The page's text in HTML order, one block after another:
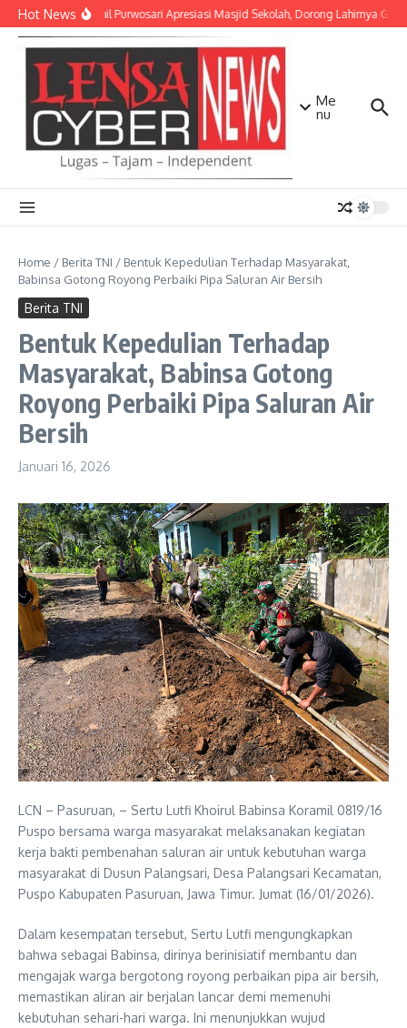
Lewati ke konten
Hot NewsDanramil Purwosari Apresiasi Masjid Sekolah, Dorong Lahirnya
Me
nu
Home / Berita TNI / Bentuk Kepedulian Terhadap Masyarakat,
Babinsa Gotong Royong Perbaiki Pipa Saluran Air Bersih
Berita TNI
Bentuk Kepedulian Terhadap
Masyarakat, Babinsa Gotong
Royong Perbaiki Pipa Saluran Air
Bersih
Januari 16, 2026
LCN – Pasuruan, – Sertu Lutfi Khoirul Babinsa Koramil 0819/16
Puspo bersama warga masyarakat melaksanakan kegiatan
kerja bakti pembenahan saluran air untuk kebutuhan warga
masyarakat di Dusun Palangsari, Desa Palangsari Kecamatan,
Puspo Kabupaten Pasuruan, Jawa Timur. Jumat (16/01/2026).
Dalam kesempatan tersebut, Sertu Lutfi mengungkapkan
bahwa sebagai Babinsa, dirinya berinisiatif membantu dan
mengajak warga bergotong royong perbaikan pipa air bersih,
memastikan aliran air berjalan lancar demi memenuhi
kebutuhan sehari-hari warga. Ini menunjukkan wujud